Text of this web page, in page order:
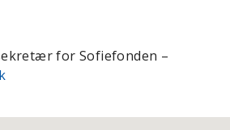
for Sofiefonden –